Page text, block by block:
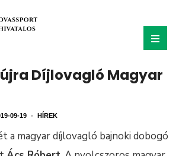
Díjlovagló Magyar
09-19 • HÍREK
a magyar díjlovagló bajnoki dobogó